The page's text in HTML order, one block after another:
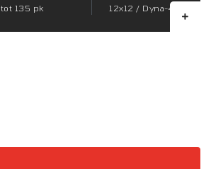
tot 135 pk
12x12 / Dyna-4